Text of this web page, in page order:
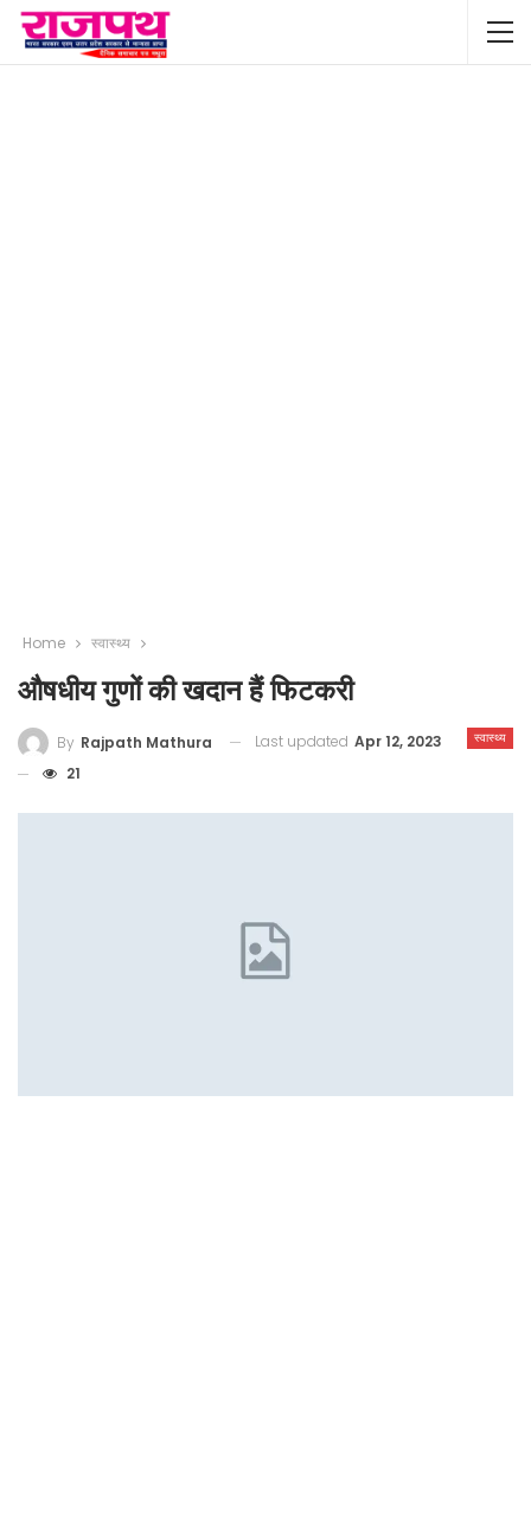
Home स्वास्थ्य
औषधीय गुणों की खदान हैं फिटकरी
स्वास्थ्य
By Rajpath Mathura Last updated Apr 12, 2023
21